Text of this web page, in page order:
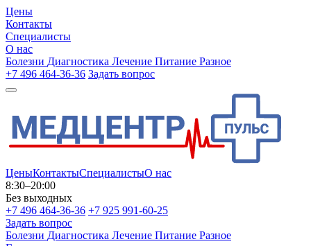
Цены
Контакты
Специалисты
О нас
Болезни Диагностика Лечение Питание Разное
+7 496 464-36-36 Задать вопрос
ЦеныКонтактыСпециалистыО нас
8:30–20:00
Без выходных
+7 496 464-36-36 +7 925 991-60-25
Задать вопрос
Болезни Диагностика Лечение Питание Разное